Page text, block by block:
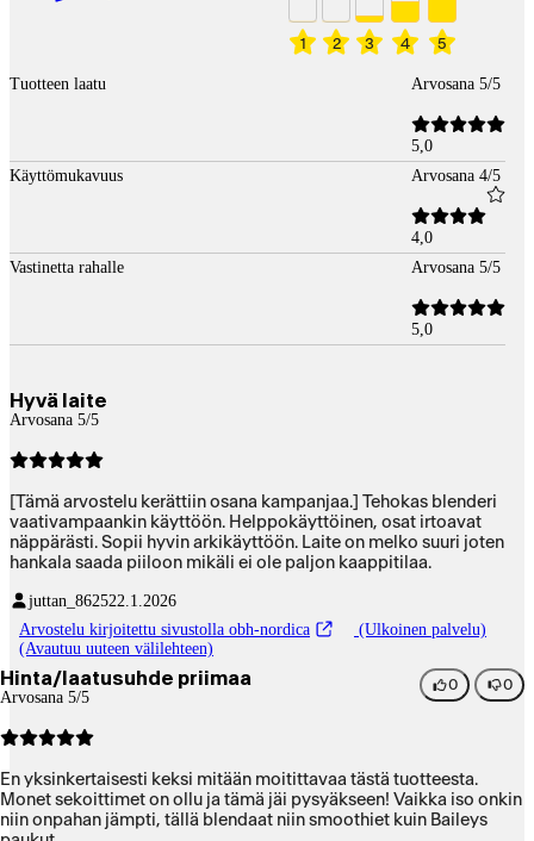
1 2 3 4 5
Tuotteen laatu Arvosana 5/5
5,0
Käyttömukavuus
Arvosana 4/5
4,0
Vastinetta rahalle
Arvosana 5/5
5,0
Hyvä laite
Arvosana 5/5
[Tämä arvostelu kerättiin osana kampanjaa.] Tehokas blenderi
vaativampaankin käyttöön. Helppokäyttöinen, osat irtoavat
näppärästi. Sopii hyvin arkikäyttöön. Laite on melko suuri joten
hankala saada piiloon mikäli ei ole paljon kaappitilaa.
juttan_862522.1.2026
Arvostelu kirjoitettu sivustolla obh-nordica
(Ulkoinen palvelu)
(Avautuu uuteen välilehteen)
Hinta/laatusuhde priimaa
Arvosana 5/5
0 0
En yksinkertaisesti keksi mitään moitittavaa tästä tuotteesta.
Monet sekoittimet on ollu ja tämä jäi pysyäkseen! Vaikka iso onkin
niin onpahan jämpti, tällä blendaat niin smoothiet kuin Baileys